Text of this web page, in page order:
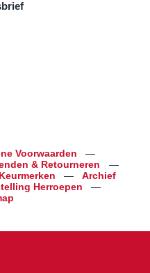
Voorwaarden
—
& Retourneren
—
Keurmerken —
Archief
Herroepen
—